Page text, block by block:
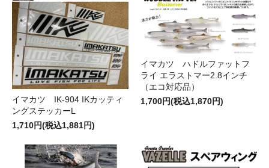
イマカツ IK-904 IKカッティ
ングステッカーL
1,710円(税込1,881円)
イマカツ ハドルファットフ
ライ エラストマー2.8インチ
（エコ対応品）
1,700円(税込1,870円)